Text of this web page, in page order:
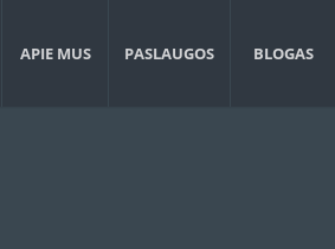
APIE MUS PASLAUGOS BLOGAS